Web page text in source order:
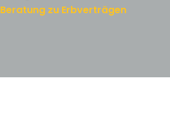
Beratung zu Erbverträgen